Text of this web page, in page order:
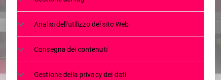
19 FEBBRAIO 2024
share
email
Analisi dell'utilizzo del sito Web
Consegna dei contenuti
Gestione della privacy dei dati